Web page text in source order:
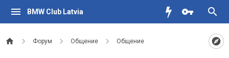
BMW Club Latvia
Форум Общение Общение